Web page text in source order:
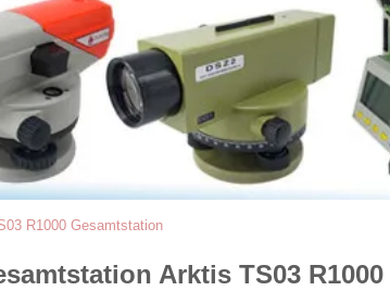
R1000 Gesamtstation
Arktis TS03 R1000